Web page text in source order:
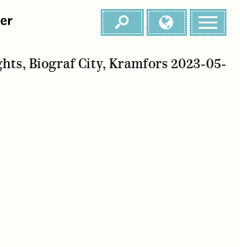
Biograf City, Kramfors 2023-05-